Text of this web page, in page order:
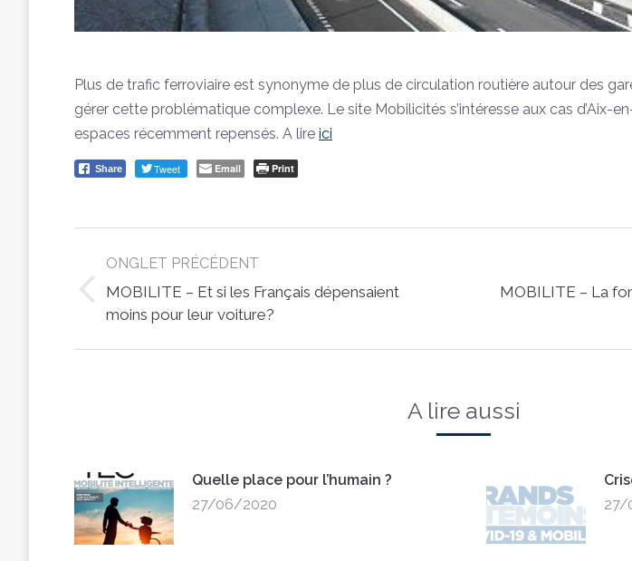
Plus de trafic ferroviaire est synonyme de plus de circulation routière autour des
gérer cette problématique complexe. Le site Mobilicités s’intéresse aux cas d’Aix-
espaces récemment repensés. A lire ici
Share Tweet Email Print
navigation
ONGLET PRÉCÉDENT
Previous
post:
MOBILITE – Et si les Français dépensaient
moins pour leur voiture?
Next
MOBILITE – La
A lire aussi
Quelle place pour l’humain ?
27/06/2020
27/